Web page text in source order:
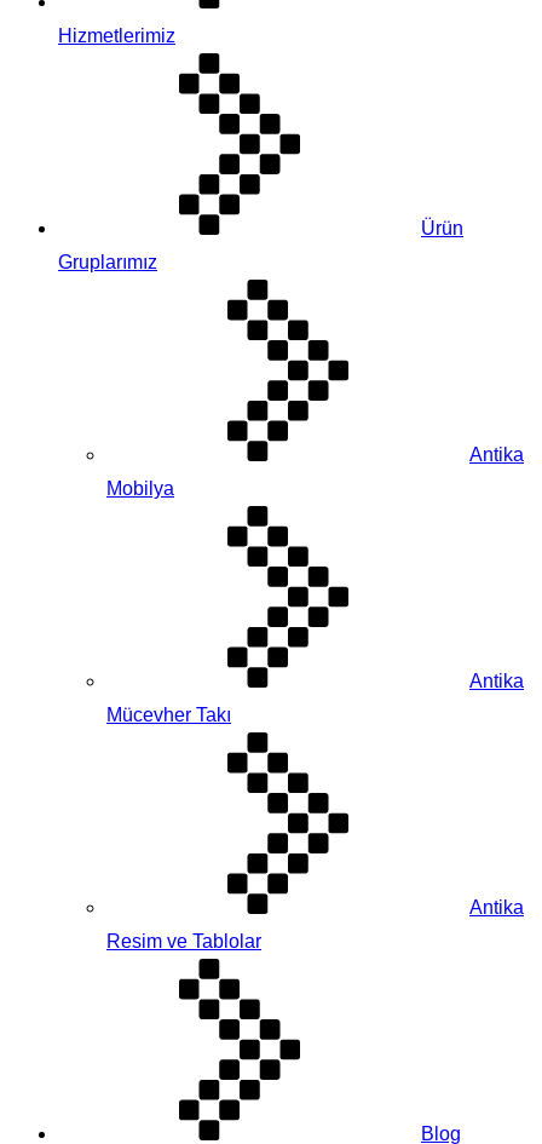
Hizmetlerimiz
Ürün
Gruplarımız
Antika
Mobilya
Antika
Mücevher Takı
Antika
Resim ve Tablolar
Blog